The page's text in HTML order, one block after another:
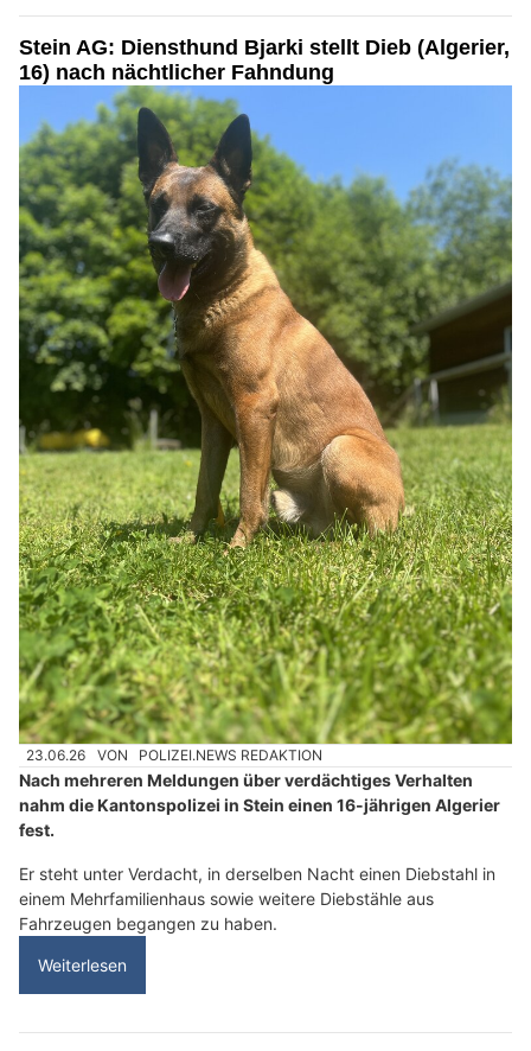
Stein AG: Diensthund Bjarki stellt Dieb (Algerier,
16) nach nächtlicher Fahndung
23.06.26 VON POLIZEI.NEWS REDAKTION
Nach mehreren Meldungen über verdächtiges Verhalten
nahm die Kantonspolizei in Stein einen 16-jährigen Algerier
fest.
Er steht unter Verdacht, in derselben Nacht einen Diebstahl in
einem Mehrfamilienhaus sowie weitere Diebstähle aus
Fahrzeugen begangen zu haben.
Weiterlesen